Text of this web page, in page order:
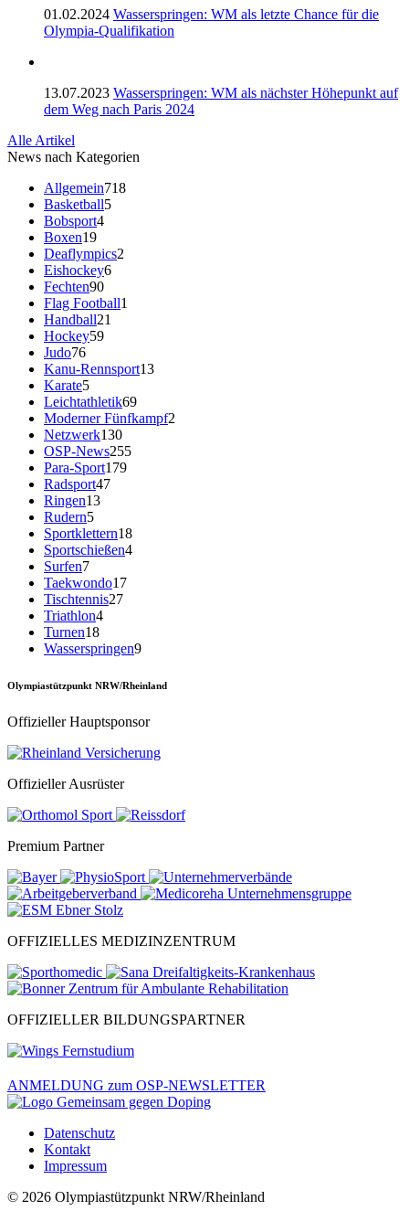
01.02.2024 Wasserspringen: WM als letzte Chance für die
Olympia-Qualifikation
13.07.2023 Wasserspringen: WM als nächster Höhepunkt auf
dem Weg nach Paris 2024
Alle Artikel
News nach Kategorien
Allgemein718
Basketball5
Bobsport4
Boxen19
Deaflympics2
Eishockey6
Fechten90
Flag Football1
Handball21
Hockey59
Judo76
Kanu-Rennsport13
Karate5
Leichtathletik69
Moderner Fünfkampf2
Netzwerk130
OSP-News255
Para-Sport179
Radsport47
Ringen13
Rudern5
Sportklettern18
Sportschießen4
Surfen7
Taekwondo17
Tischtennis27
Triathlon4
Turnen18
Wasserspringen9
Olympiastützpunkt NRW/Rheinland
Offizieller Hauptsponsor
Offizieller Ausrüster
Premium Partner
OFFIZIELLES MEDIZINZENTRUM
OFFIZIELLER BILDUNGSPARTNER
ANMELDUNG zum OSP-NEWSLETTER
Datenschutz
Kontakt
Impressum
© 2026 Olympiastützpunkt NRW/Rheinland